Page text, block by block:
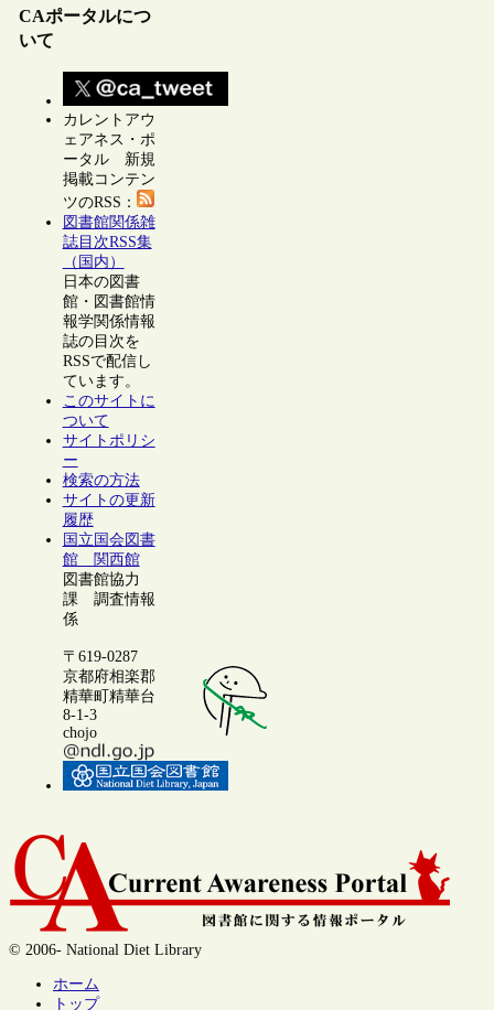
CAポータルにつ
いて
カレントアウ
ェアネス・ポ
ータル 新規
掲載コンテン
ツのRSS：
図書館関係雑
誌目次RSS集
（国内）
日本の図書
館・図書館情
報学関係情報
誌の目次を
RSSで配信し
ています。
このサイトに
ついて
サイトポリシ
ー
検索の方法
サイトの更新
履歴
国立国会図書
館 関西館
図書館協力
課 調査情報
係
〒619-0287
京都府相楽郡
精華町精華台
8-1-3
chojo
© 2006- National Diet Library
ホーム
トップ